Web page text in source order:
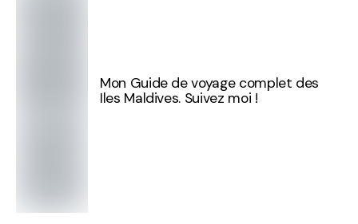
Mon Guide de voyage complet des
Iles Maldives. Suivez moi !